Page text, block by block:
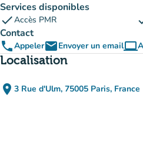
Services disponibles
checkAccès PMR
Contact
phoneAppeleremailEnvoyer un emailcomputer
Localisation
place 3 Rue d'Ulm, 75005 Paris, France
(ouvrir dans Google
(nouvel onglet)